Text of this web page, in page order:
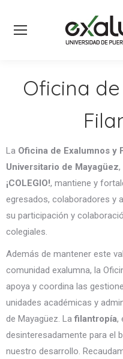
Oficina
La Oficina de Exalumnos y
Universitario de Mayagüez,
¡COLEGIO!, mantiene y
egresados, colaboradores y
su participación y
colegiales.
Además de mantener este
comunidad exalumna, la
apoya y coordina las
unidades académicas y
de Mayagüez. La filantropía,
desinteresadamente para el
nuestro desarrollo.